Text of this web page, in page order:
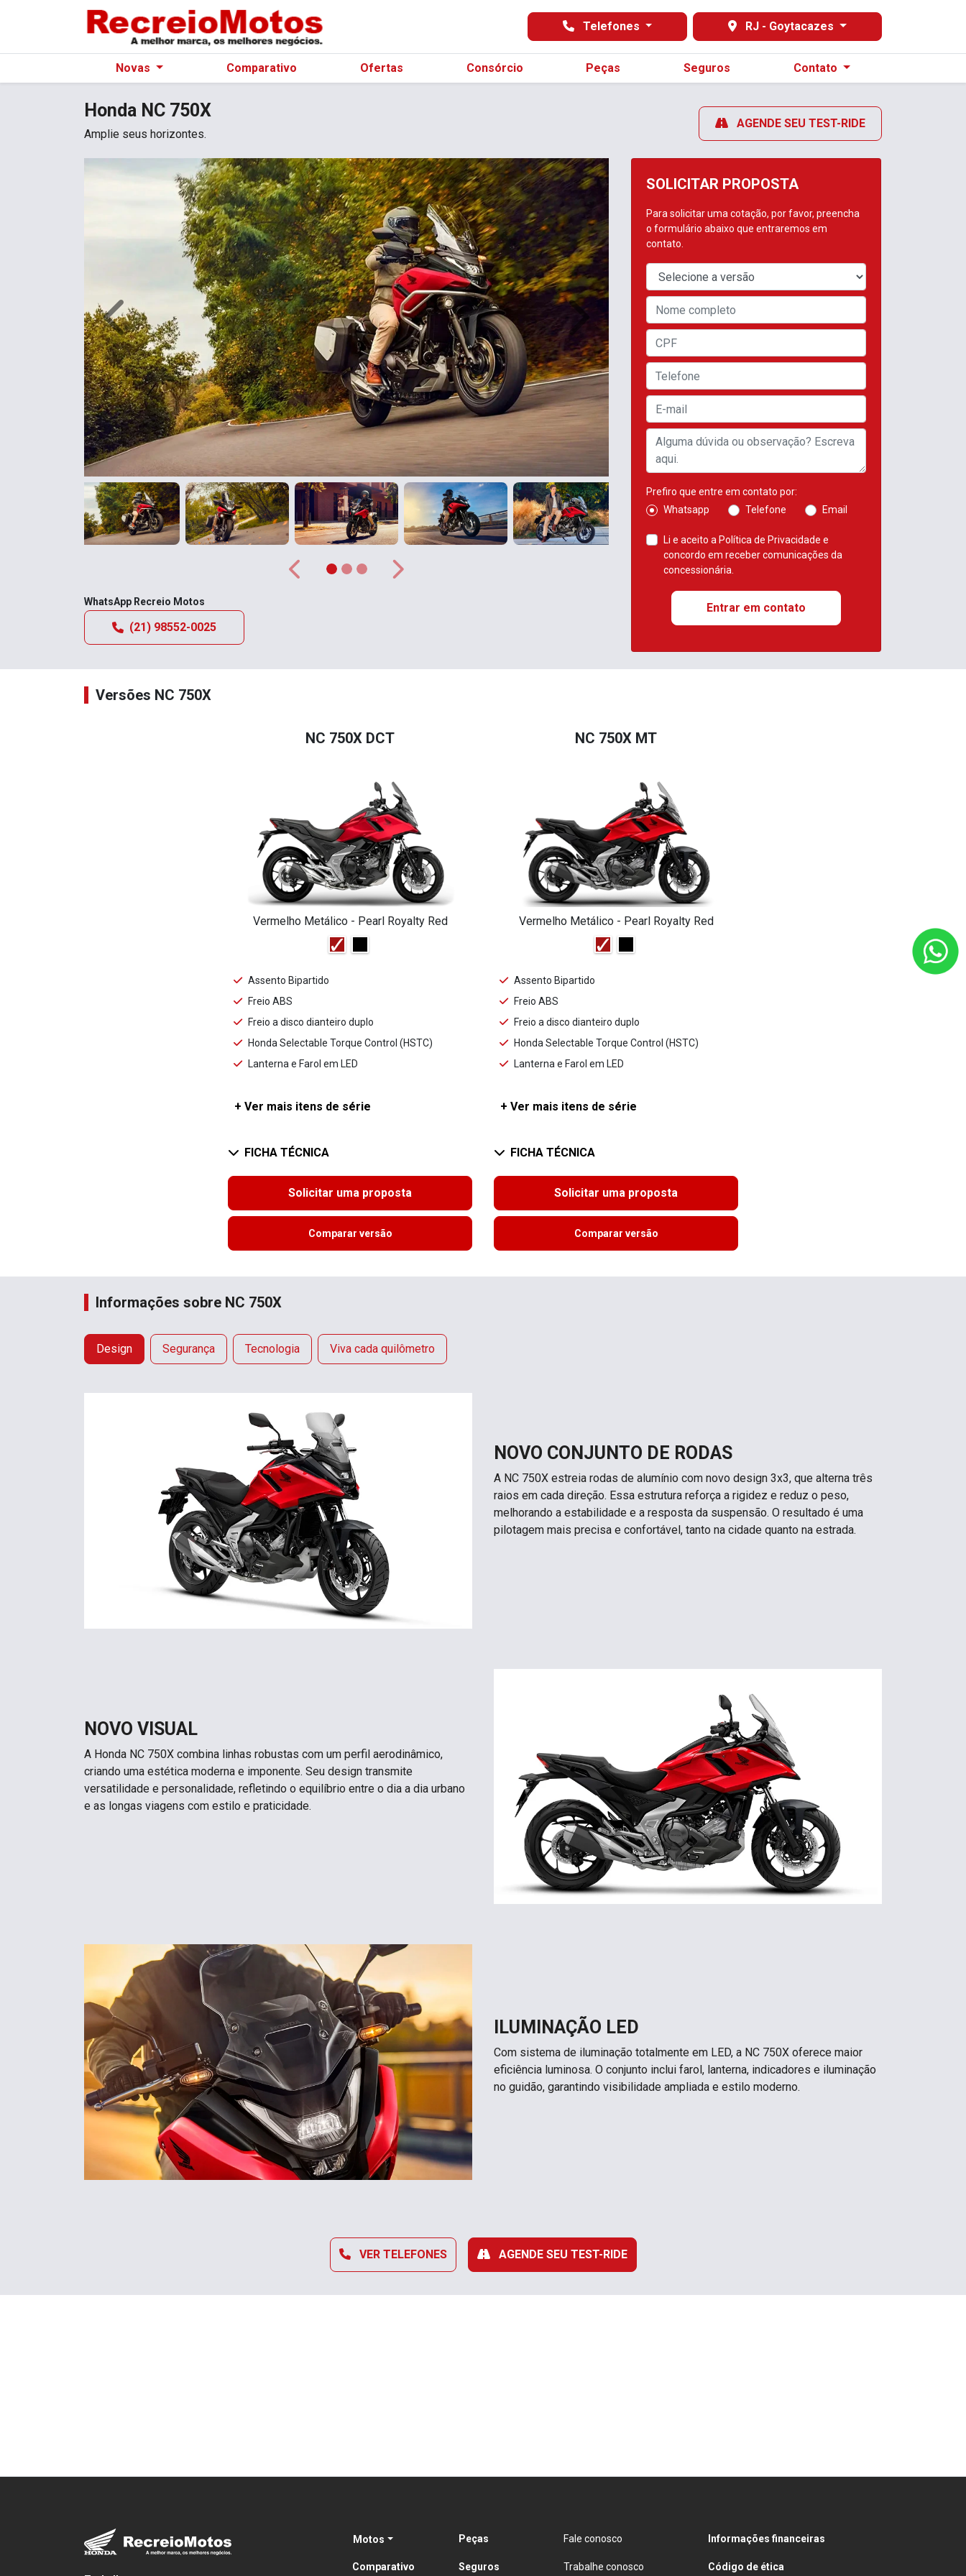
Telefones RJ - Goytacazes
Novas Comparativo Ofertas Consórcio Peças Seguros Contato
Honda NC 750X
Amplie seus horizontes.
AGENDE SEU TEST-RIDE
SOLICITAR PROPOSTA
Para solicitar uma cotação, por favor, preencha
o formulário abaixo que entraremos em
contato.
Prefiro que entre em contato por:
Whatsapp
Telefone Email
Li e aceito a Política de Privacidade e
concordo em receber comunicações da
concessionária.
Entrar em contato
Anterior Próximo
Anterior Próximo
WhatsApp Recreio Motos
(21) 98552-0025
Versões NC 750X
NC 750X DCT
Vermelho Metálico - Pearl Royalty Red
Assento Bipartido
Freio ABS
Freio a disco dianteiro duplo
Honda Selectable Torque Control (HSTC)
Lanterna e Farol em LED
+ Ver mais itens de série
FICHA TÉCNICA
Solicitar uma proposta
Comparar versão
NC 750X MT
Vermelho Metálico - Pearl Royalty Red
Assento Bipartido
Freio ABS
Freio a disco dianteiro duplo
Honda Selectable Torque Control (HSTC)
Lanterna e Farol em LED
+ Ver mais itens de série
FICHA TÉCNICA
Solicitar uma proposta
Comparar versão
Informações sobre NC 750X
Design Segurança Tecnologia Viva cada quilômetro
NOVO CONJUNTO DE RODAS
A NC 750X estreia rodas de alumínio com novo design 3x3, que alterna três
raios em cada direção. Essa estrutura reforça a rigidez e reduz o peso,
melhorando a estabilidade e a resposta da suspensão. O resultado é uma
pilotagem mais precisa e confortável, tanto na cidade quanto na estrada.
NOVO VISUAL
A Honda NC 750X combina linhas robustas com um perfil aerodinâmico,
criando uma estética moderna e imponente. Seu design transmite
versatilidade e personalidade, refletindo o equilíbrio entre o dia a dia urbano
e as longas viagens com estilo e praticidade.
ILUMINAÇÃO LED
Com sistema de iluminação totalmente em LED, a NC 750X oferece maior
eficiência luminosa. O conjunto inclui farol, lanterna, indicadores e iluminação
no guidão, garantindo visibilidade ampliada e estilo moderno.
VER TELEFONES AGENDE SEU TEST-RIDE
Motos
Comparativo
Peças
Seguros
Fale conosco
Trabalhe conosco
Informações financeiras
Código de ética